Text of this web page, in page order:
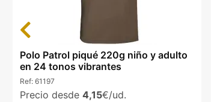
Polo Patrol piqué 220g niño y adulto
en 24 tonos vibrantes
Ref: 61197
Precio desde 4,15€/ud.
Previous